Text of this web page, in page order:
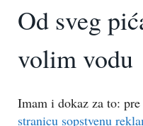
Od sveg
volim vodu
Imam i dokaz za to:
stranicu sopstvenu